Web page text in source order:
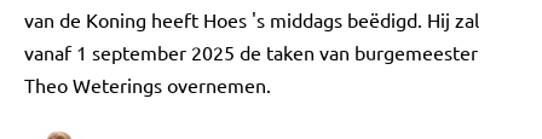
van de Koning heeft Hoes 's middags beëdigd. Hij zal
vanaf 1 september 2025 de taken van burgemeester
Theo Weterings overnemen.